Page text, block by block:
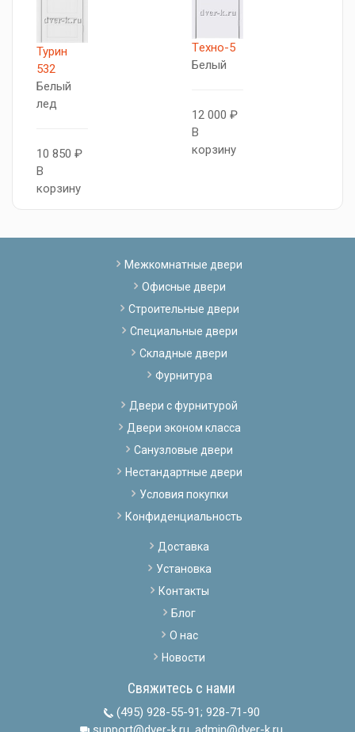
Турин
532
Белый
лед
10 850 ₽
В
корзину
Tехно-5
Белый
12 000 ₽
В
корзину
Межкомнатные двери
Офисные двери
Строительные двери
Специальные двери
Складные двери
Фурнитура
Двери с фурнитурой
Двери эконом класса
Санузловые двери
Нестандартные двери
Условия покупки
Конфиденциальность
Доставка
Установка
Контакты
Блог
О нас
Новости
Свяжитесь с нами
(495) 928-55-91; 928-71-90